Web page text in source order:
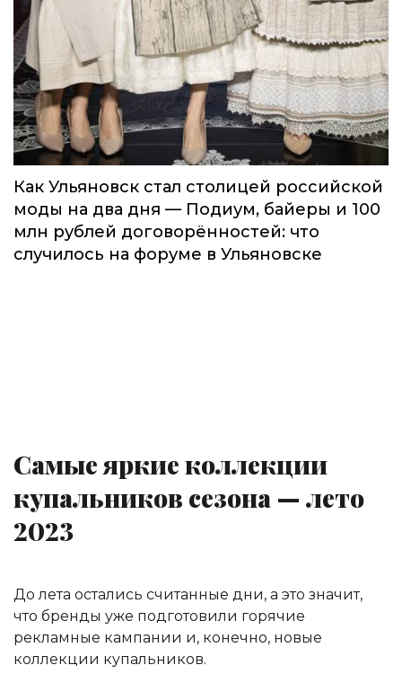
Как Ульяновск стал столицей российской
моды на два дня — Подиум, байеры и 100
млн рублей договорённостей: что
случилось на форуме в Ульяновске
Самые яркие коллекции
купальников сезона — лето
2023
До лета остались считанные дни, а это значит,
что бренды уже подготовили горячие
рекламные кампании и, конечно, новые
коллекции купальников.